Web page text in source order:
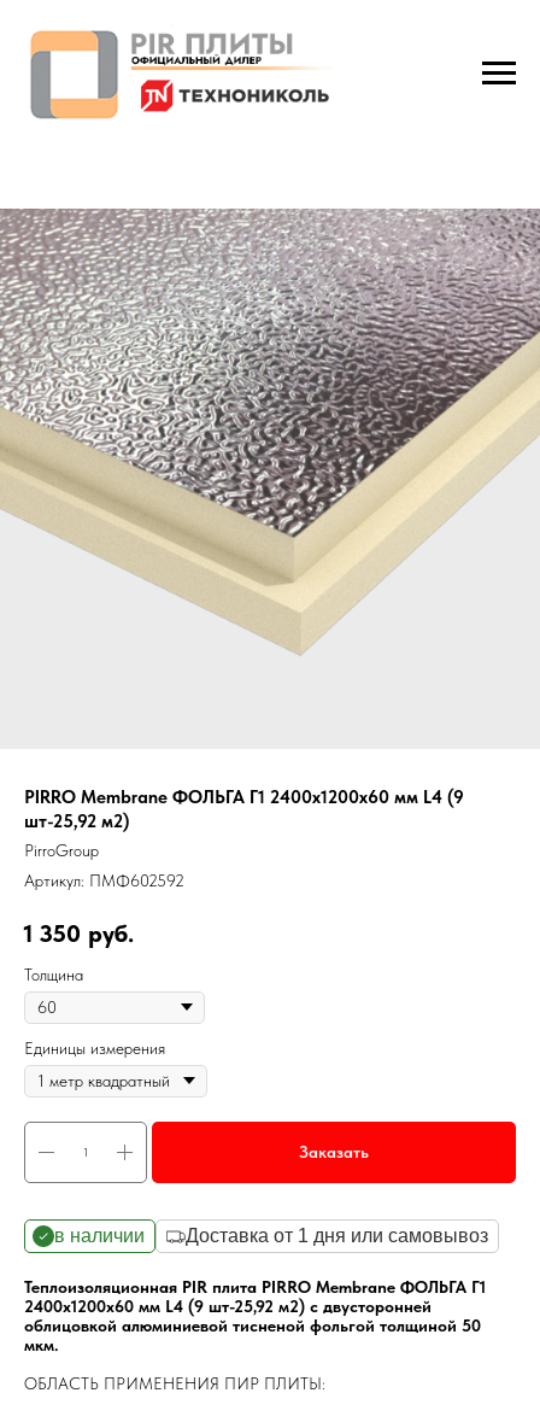
PIRRO Membrane ФОЛЬГА Г1 2400х1200х60 мм L4 (9
шт-25,92 м2)
PirroGroup
Артикул: ПМФ602592
1 350 руб.
Толщина
Единицы измерения
Заказать
в наличии Доставка от 1 дня или самовывоз
Теплоизоляционная PIR плита PIRRO Membrane ФОЛЬГА Г1
2400х1200х60 мм L4 (9 шт-25,92 м2) с двусторонней
облицовкой алюминиевой тисненой фольгой толщиной 50
мкм.
ОБЛАСТЬ ПРИМЕНЕНИЯ ПИР ПЛИТЫ: